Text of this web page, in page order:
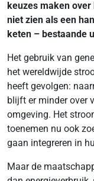
keuzes maken
niet zien als een
keten – bestaande
Het gebruik van
het wereldwijde
heeft gevolgen:
blijft er minder over
omgeving. Het
toenemen nu ook
gaan integreren in
Maar de